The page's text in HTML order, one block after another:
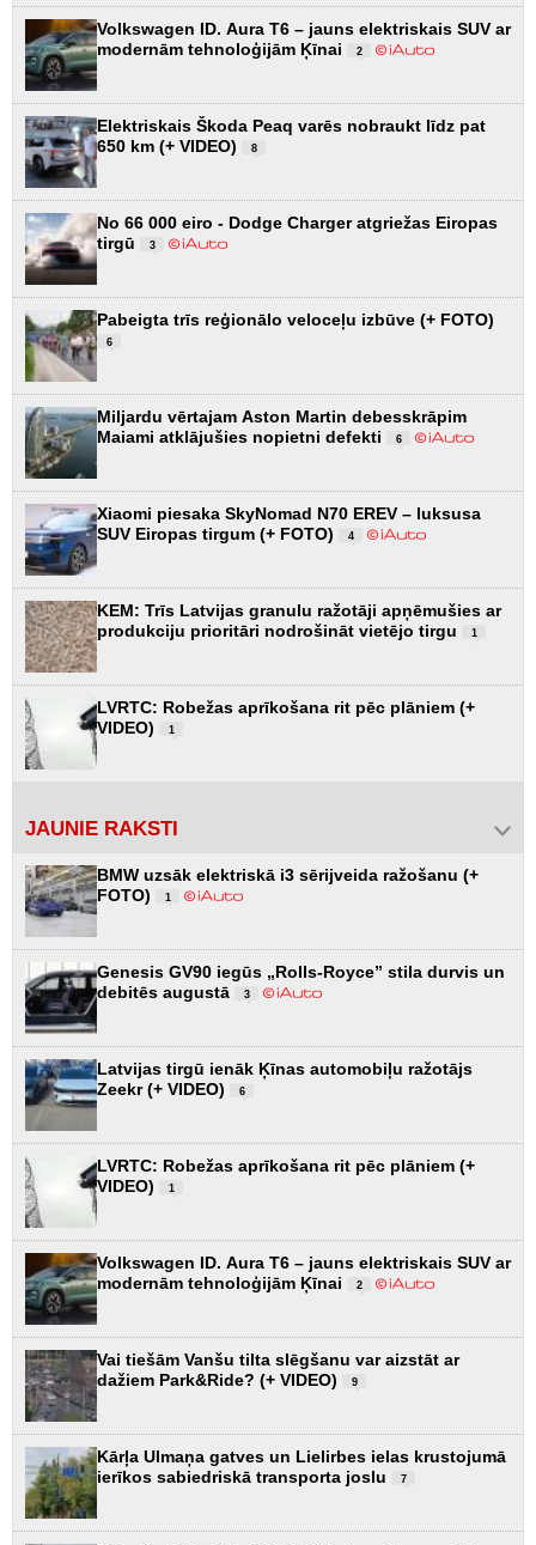
Volkswagen ID. Aura T6 – jauns elektriskais SUV ar
modernām tehnoloģijām Ķīnai
2
Elektriskais Škoda Peaq varēs nobraukt līdz pat
650 km (+ VIDEO)
8
No 66 000 eiro - Dodge Charger atgriežas Eiropas
tirgū
3
Pabeigta trīs reģionālo veloceļu izbūve (+ FOTO)
6
Miljardu vērtajam Aston Martin debesskrāpim
Maiami atklājušies nopietni defekti
6
Xiaomi piesaka SkyNomad N70 EREV – luksusa
SUV Eiropas tirgum (+ FOTO)
4
KEM: Trīs Latvijas granulu ražotāji apņēmušies ar
produkciju prioritāri nodrošināt vietējo tirgu
1
LVRTC: Robežas aprīkošana rit pēc plāniem (+
VIDEO)
1
JAUNIE RAKSTI
BMW uzsāk elektriskā i3 sērijveida ražošanu (+
FOTO)
1
Genesis GV90 iegūs „Rolls-Royce” stila durvis un
debitēs augustā
3
Latvijas tirgū ienāk Ķīnas automobiļu ražotājs
Zeekr (+ VIDEO)
6
LVRTC: Robežas aprīkošana rit pēc plāniem (+
VIDEO)
1
Volkswagen ID. Aura T6 – jauns elektriskais SUV ar
modernām tehnoloģijām Ķīnai
2
Vai tiešām Vanšu tilta slēgšanu var aizstāt ar
dažiem Park&Ride? (+ VIDEO)
9
Kārļa Ulmaņa gatves un Lielirbes ielas krustojumā
ierīkos sabiedriskā transporta joslu
7